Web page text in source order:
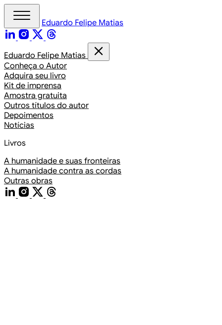
Eduardo Felipe Matias
Eduardo Felipe Matias
Conheça o Autor
Adquira seu livro
Kit de imprensa
Amostra gratuita
Outros títulos do autor
Depoimentos
Notícias
Livros
A humanidade e suas fronteiras
A humanidade contra as cordas
Outras obras
Digital